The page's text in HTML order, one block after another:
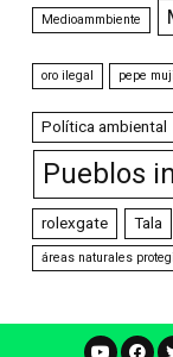
Medioammbiente
oro ilegal pepe
Política ambiental
Pueblos
rolexgate Tala
áreas naturales